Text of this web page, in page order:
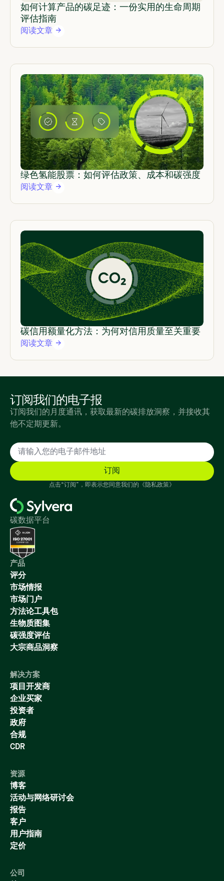
如何计算产品的碳足迹：一份实用的生命周期
评估指南
阅读文章
绿色氢能股票：如何评估政策、成本和碳强度
阅读文章
碳信用额量化方法：为何对信用质量至关重要
阅读文章
订阅我们的电子报
订阅我们的月度通讯，获取最新的碳排放洞察，并接收其
他不定期更新。
点击“订阅”，即表示您同意我们的《隐私政策》
碳数据平台
产品
评分
市场情报
市场门户
方法论工具包
生物质图集
碳强度评估
大宗商品洞察
解决方案
项目开发商
企业买家
投资者
政府
合规
CDR
资源
博客
活动与网络研讨会
报告
客户
用户指南
定价
公司